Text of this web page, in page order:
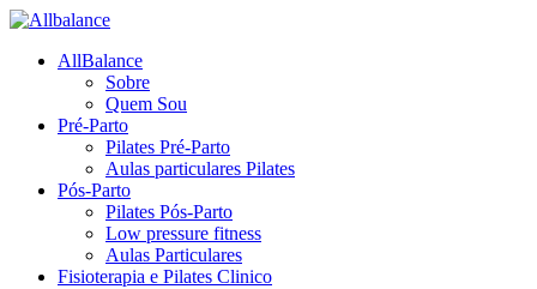
AllBalance
Sobre
Quem Sou
Pré-Parto
Pilates Pré-Parto
Aulas particulares Pilates
Pós-Parto
Pilates Pós-Parto
Low pressure fitness
Aulas Particulares
Fisioterapia e Pilates Clinico